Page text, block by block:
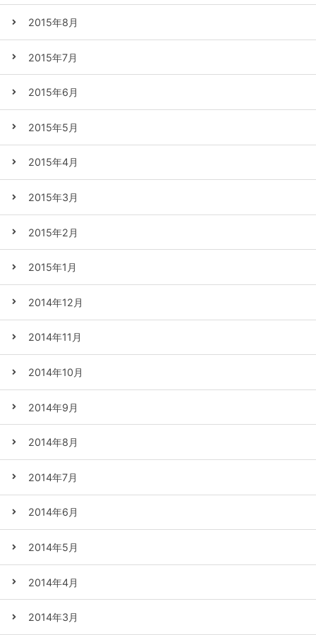
2015年8月
2015年7月
2015年6月
2015年5月
2015年4月
2015年3月
2015年2月
2015年1月
2014年12月
2014年11月
2014年10月
2014年9月
2014年8月
2014年7月
2014年6月
2014年5月
2014年4月
2014年3月